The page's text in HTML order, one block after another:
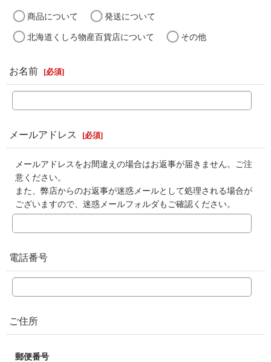
商品について 発送について
北海道くしろ物産百貨店について その他
お名前 [必須]
メールアドレス [必須]
メールアドレスをお間違えの場合はお返事が届きません。ご注
意ください。
また、弊店からのお返事が迷惑メールとして処理される場合が
ございますので、迷惑メールフォルダもご確認ください。
電話番号
ご住所
郵便番号